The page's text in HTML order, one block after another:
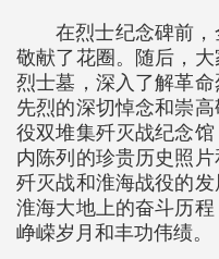
在烈士纪念碑前
敬献了花圈。随后，
烈士墓，深入了解革
先烈的深切悼念和崇
役双堆集歼灭战纪念
内陈列的珍贵历史照
歼灭战和淮海战役的
淮海大地上的奋斗历
峥嵘岁月和丰功伟绩。